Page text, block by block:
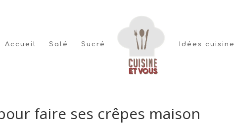
Accueil Salé Sucré Idées cuisine
faire ses crêpes maison